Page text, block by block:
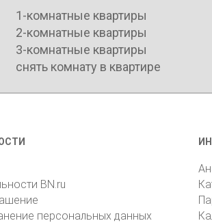
1-комнатные квартиры
2-комнатные квартиры
3-комнатные квартиры
снять комнату в квартире
BN.ru
персональных данных